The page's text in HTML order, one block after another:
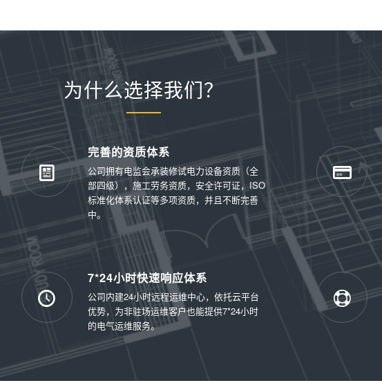
为什么选择我们？
完善的资质体系
公司拥有电监会承装修试电力设备资质（全
部四级），施工劳务资质，安全许可证，ISO
标准化体系认证等多项资质，并且不断完善
中。
7*24小时快速响应体系
公司内建24小时远程运维中心，依托云平台
优势，为非驻场运维客户也能提供7*24小时
的电气运维服务。